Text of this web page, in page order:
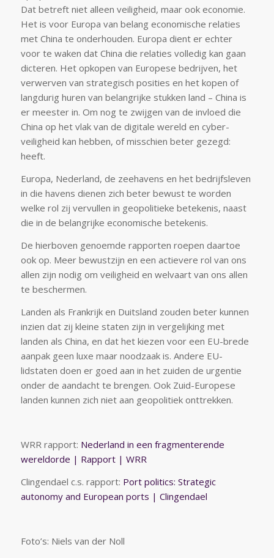
Dat betreft niet alleen veiligheid, maar ook economie.
Het is voor Europa van belang economische relaties
met China te onderhouden. Europa dient er echter
voor te waken dat China die relaties volledig kan gaan
dicteren. Het opkopen van Europese bedrijven, het
verwerven van strategisch posities en het kopen of
langdurig huren van belangrijke stukken land – China is
er meester in. Om nog te zwijgen van de invloed die
China op het vlak van de digitale wereld en cyber-
veiligheid kan hebben, of misschien beter gezegd:
heeft.
Europa, Nederland, de zeehavens en het bedrijfsleven
in die havens dienen zich beter bewust te worden
welke rol zij vervullen in geopolitieke betekenis, naast
die in de belangrijke economische betekenis.
De hierboven genoemde rapporten roepen daartoe
ook op. Meer bewustzijn en een actievere rol van ons
allen zijn nodig om veiligheid en welvaart van ons allen
te beschermen.
Landen als Frankrijk en Duitsland zouden beter kunnen
inzien dat zij kleine staten zijn in vergelijking met
landen als China, en dat het kiezen voor een EU-brede
aanpak geen luxe maar noodzaak is. Andere EU-
lidstaten doen er goed aan in het zuiden de urgentie
onder de aandacht te brengen. Ook Zuid-Europese
landen kunnen zich niet aan geopolitiek onttrekken.
WRR rapport: Nederland in een fragmenterende
wereldorde | Rapport | WRR
Clingendael c.s. rapport: Port politics: Strategic
autonomy and European ports | Clingendael
Foto’s: Niels van der Noll